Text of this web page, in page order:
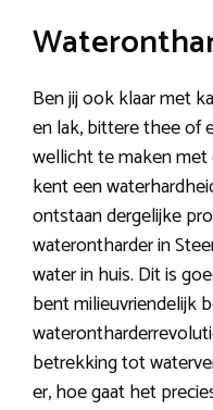
Ben jij ook klaar met
en lak, bittere thee of
wellicht te maken met
kent een
ontstaan dergelijke
waterontharder in
water in huis. Dit is
bent milieuvriendelijk
betrekking tot
er, hoe gaat het